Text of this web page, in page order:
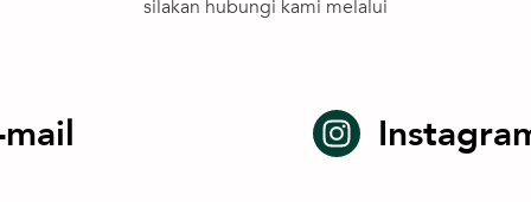
silakan hubungi kami melalui